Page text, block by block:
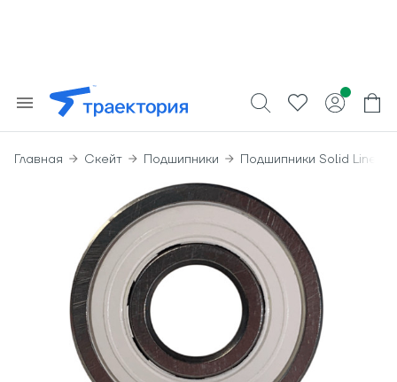
Главная Скейт Подшипники Подшипники Solid Line